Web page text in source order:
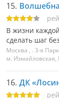
15.
В жизни
сделать шаг
Москва , . 3-я
м.
16. ДК